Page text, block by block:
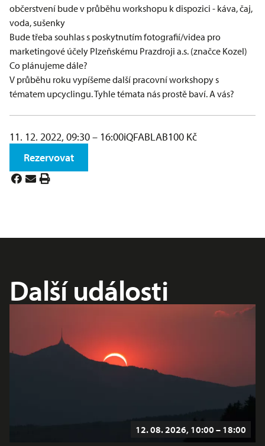
občerstvení bude v průběhu workshopu k dispozici - káva, čaj,
voda, sušenky
Bude třeba souhlas s poskytnutím fotografií/videa pro
marketingové účely Plzeňskému Prazdroji a.s. (značce Kozel)
Co plánujeme dále?
V průběhu roku vypíšeme další pracovní workshopy s
tématem upcyclingu. Tyhle témata nás prostě baví. A vás?
11. 12. 2022, 09:30 – 16:00iQFABLAB100 Kč
Rezervovat
Další události
12. 08. 2026, 10:00 – 18:00